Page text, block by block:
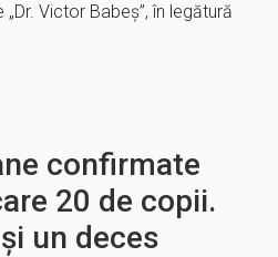
Victor Babeș”, în legătură
confirmate
20 de copii.
un deces